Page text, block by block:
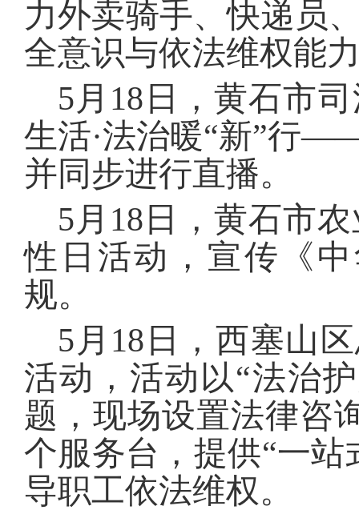
力外卖骑手、快递员
全意识与依法维权
5月18日，黄石市
生活·法治暖“新”行
并同步进行直播。
5月18日，黄石市
性日活动，宣传《
规。
5月18日，西塞山
活动，活动以“法治
题，现场设置法律咨
个服务台，提供“一
导职工依法维权。